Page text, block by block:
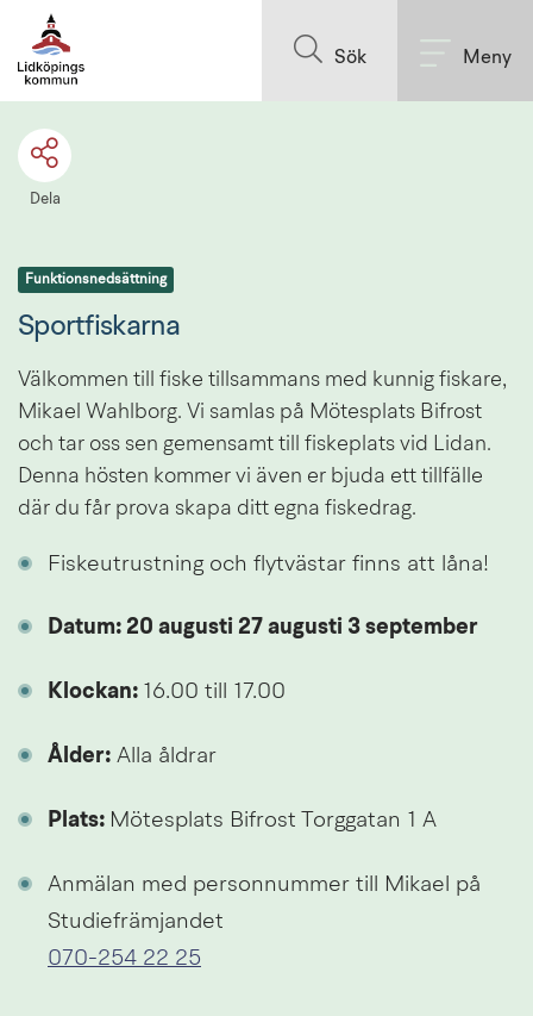
Sök Meny
Dela
Funktionsnedsättning
Sportfiskarna
Välkommen till fiske tillsammans med kunnig fiskare,
Mikael Wahlborg. Vi samlas på Mötesplats Bifrost
och tar oss sen gemensamt till fiskeplats vid Lidan.
Denna hösten kommer vi även er bjuda ett tillfälle
där du får prova skapa ditt egna fiskedrag.
Fiskeutrustning och flytvästar finns att låna!
Datum: 20 augusti 27 augusti 3 september
Klockan: 16.00 till 17.00
Ålder: Alla åldrar
Plats: Mötesplats Bifrost Torggatan 1 A
Anmälan med personnummer till Mikael på
Studiefrämjandet
070-254 22 25